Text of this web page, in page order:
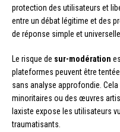
protection des utilisateurs et
entre un débat légitime et des
de réponse simple et universelle.
Le risque de sur-modération
plateformes peuvent être
sans analyse approfondie.
minoritaires ou des œuvres
laxiste expose les utilisateurs
traumatisants.